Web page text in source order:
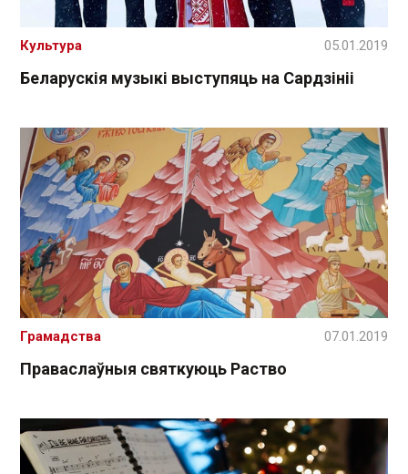
Беларускія музыкі выступяць на Сардзініі
Культура 05.01.2019
Праваслаўныя святкуюць Раство
Грамадства 07.01.2019